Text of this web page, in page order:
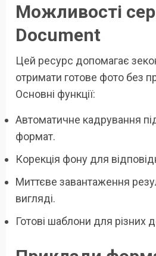
Можливості
Document
Цей ресурс допомагає
отримати готове фото без
Основні функції:
Автоматичне кадрування
формат.
Корекція фону для
Миттєве завантаження
вигляді.
Готові шаблони для різних